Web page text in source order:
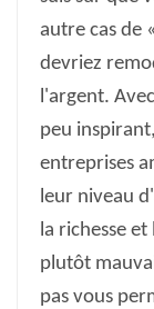
autre cas de
devriez
l'argent.
peu
entreprises
leur niveau
la richesse
plutôt
pas vous